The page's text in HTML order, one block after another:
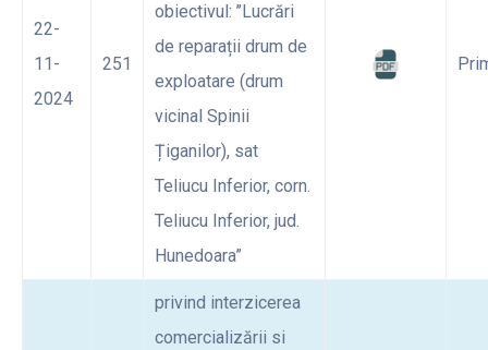
22-
11-
2024
251
obiectivul: ’’Lucrări
de reparații drum de
exploatare (drum
vicinal Spinii
Țiganilor), sat
Teliucu Inferior, corn.
Teliucu Inferior, jud.
Hunedoara”
privind interzicerea
comercializării si